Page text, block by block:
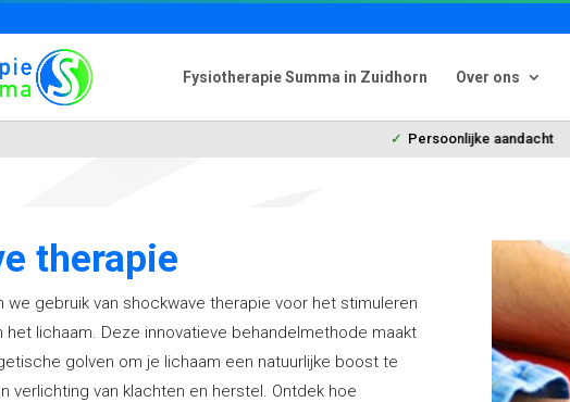
Fysiotherapie Summa in Zuidhorn Over ons
Persoonlijke aandacht
therapie
we gebruik van shockwave therapie voor het stimuleren
het lichaam. Deze innovatieve behandelmethode maakt
golven om je lichaam een natuurlijke boost te
verlichting van klachten en herstel. Ontdek hoe